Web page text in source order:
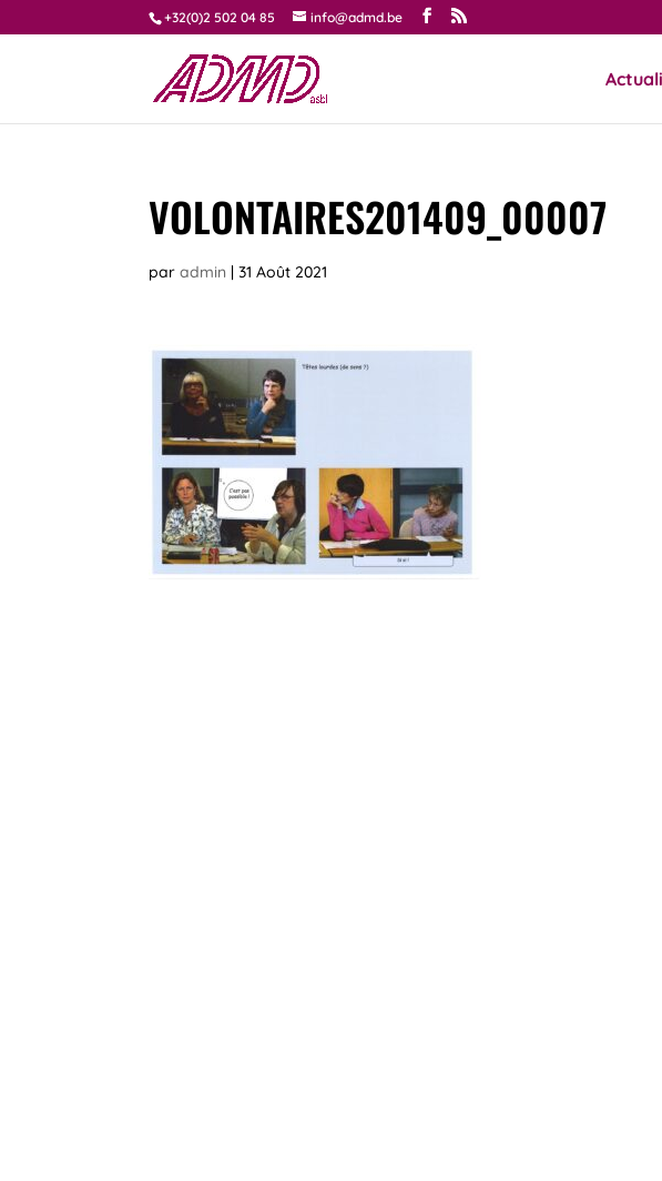
+32(0)2 502 04 85 info@admd.be
VOLONTAIRES201409_00007
paradmin |31 Août 2021